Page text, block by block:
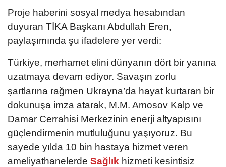
Proje haberini sosyal medya hesabından
duyuran TİKA Başkanı Abdullah Eren,
paylaşımında şu ifadelere yer verdi:
Türkiye, merhamet elini dünyanın dört bir yanına
uzatmaya devam ediyor. Savaşın zorlu
şartlarına rağmen Ukrayna’da hayat kurtaran bir
dokunuşa imza atarak, M.M. Amosov Kalp ve
Damar Cerrahisi Merkezinin enerji altyapısını
güçlendirmenin mutluluğunu yaşıyoruz. Bu
sayede yılda 10 bin hastaya hizmet veren
ameliyathanelerde Sağlık hizmeti kesintisiz